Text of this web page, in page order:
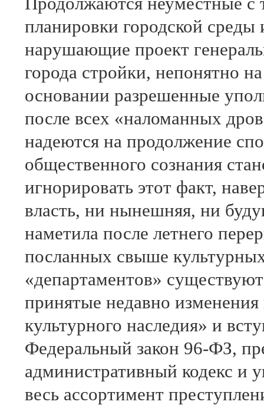
планировки городской среды
нарушающие проект
города стройки, непонятно
основании разрешенные
после всех «наломанных
надеются на продолжение
общественного сознания
игнорировать этот факт,
власть, ни нынешняя, ни
наметила после летнего
посланных свыше
«департаментов»
принятые недавно
культурного наследия» и
Федеральный закон 96-ФЗ,
административный кодекс и
весь ассортимент